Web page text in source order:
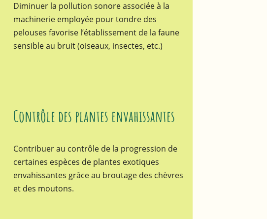
Diminuer la pollution sonore associée à la
machinerie employée pour tondre des
pelouses favorise l’établissement de la faune
sensible au bruit (oiseaux, insectes, etc.)
Contrôle des plantes envahissantes
Contribuer au contrôle de la progression de
certaines espèces de plantes exotiques
envahissantes grâce au broutage des chèvres
et des moutons.